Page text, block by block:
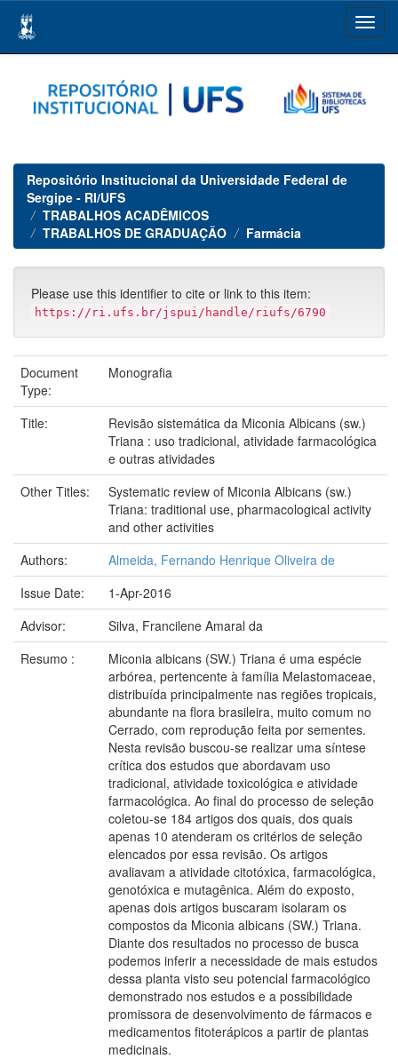
navigation
Repositório Institucional da Universidade Federal de
Sergipe - RI/UFS
TRABALHOS ACADÊMICOS
TRABALHOS DE GRADUAÇÃO
Farmácia
Please use this identifier to cite or link to this item:
https://ri.ufs.br/jspui/handle/riufs/6790
Document
Type:
Monografia
Title:
Revisão sistemática da Miconia Albicans (sw.)
Triana : uso tradicional, atividade farmacológica
e outras atividades
Other Titles:
Systematic review of Miconia Albicans (sw.)
Triana: traditional use, pharmacological activity
and other activities
Authors:
Almeida, Fernando Henrique Oliveira de
Issue Date:
1-Apr-2016
Advisor:
Silva, Francilene Amaral da
Resumo :
Miconia albicans (SW.) Triana é uma espécie
arbórea, pertencente à família Melastomaceae,
distribuída principalmente nas regiões tropicais,
abundante na flora brasileira, muito comum no
Cerrado, com reprodução feita por sementes.
Nesta revisão buscou-se realizar uma síntese
crítica dos estudos que abordavam uso
tradicional, atividade toxicológica e atividade
farmacológica. Ao final do processo de seleção
coletou-se 184 artigos dos quais, dos quais
apenas 10 atenderam os critérios de seleção
elencados por essa revisão. Os artigos
avaliavam a atividade citotóxica, farmacológica,
genotóxica e mutagênica. Além do exposto,
apenas dois artigos buscaram isolaram os
compostos da Miconia albicans (SW.) Triana.
Diante dos resultados no processo de busca
podemos inferir a necessidade de mais estudos
dessa planta visto seu potencial farmacológico
demonstrado nos estudos e a possibilidade
promissora de desenvolvimento de fármacos e
medicamentos fitoterápicos a partir de plantas
medicinais.